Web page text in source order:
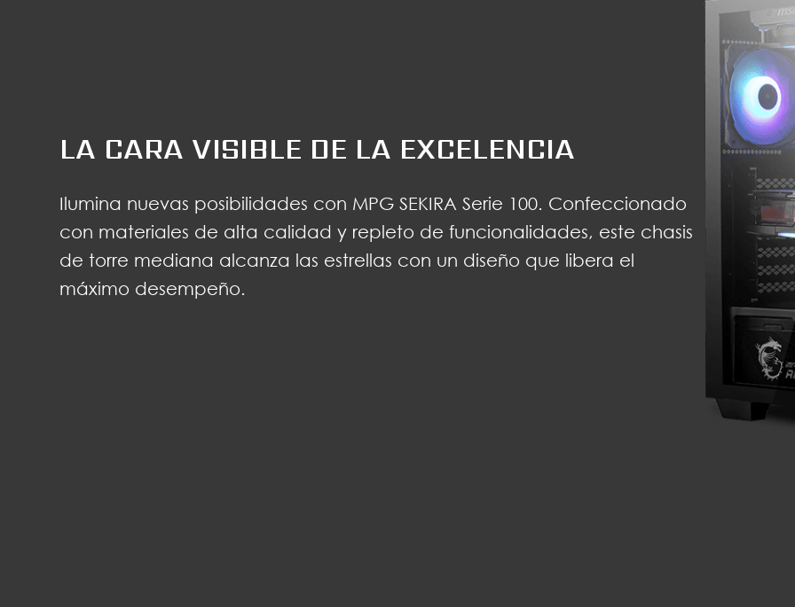
LA CARA VISIBLE DE LA EXCELENCIA
Ilumina nuevas posibilidades con MPG SEKIRA Serie 100. Confeccionado
con materiales de alta calidad y repleto de funcionalidades, este chasis
de torre mediana alcanza las estrellas con un diseño que libera el
máximo desempeño.